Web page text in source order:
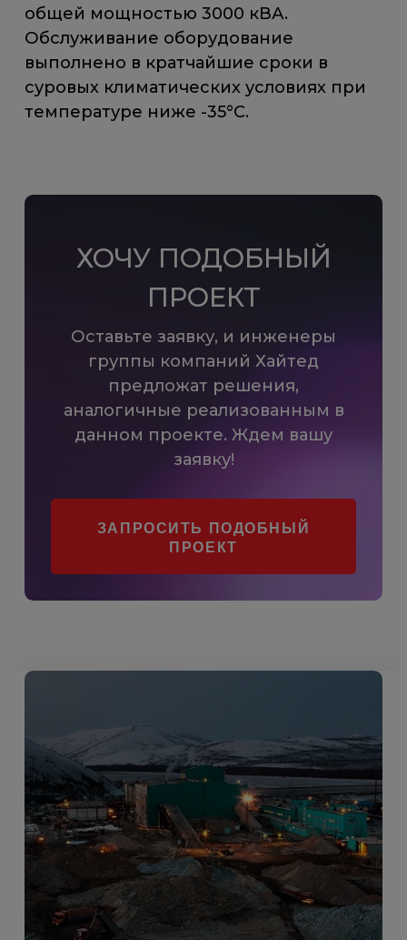
общей мощностью 3000 кВА.
Обслуживание оборудование
выполнено в кратчайшие сроки в
суровых климатических условиях при
температуре ниже -35°С.
ХОЧУ ПОДОБНЫЙ
ПРОЕКТ
Оставьте заявку, и инженеры
группы компаний Хайтед
предложат решения,
аналогичные реализованным в
данном проекте. Ждем вашу
заявку!
ЗАПРОСИТЬ ПОДОБНЫЙ
ПРОЕКТ